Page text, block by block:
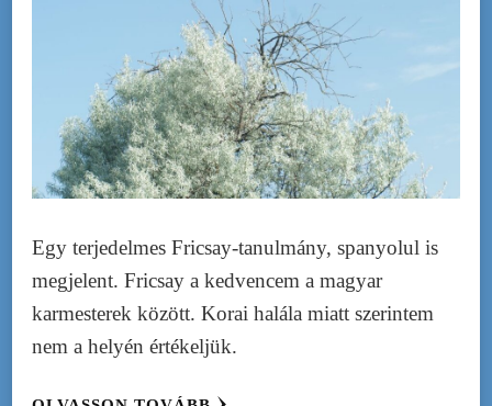
Egy terjedelmes Fricsay-tanulmány, spanyolul is
megjelent. Fricsay a kedvencem a magyar
karmesterek között. Korai halála miatt szerintem
nem a helyén értékeljük.